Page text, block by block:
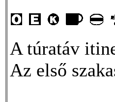
A túratáv
Az első